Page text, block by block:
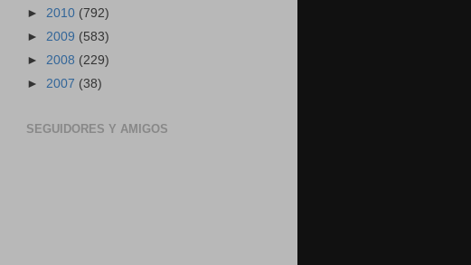
► 2010 (792)
► 2009 (583)
► 2008 (229)
► 2007 (38)
SEGUIDORES Y AMIGOS